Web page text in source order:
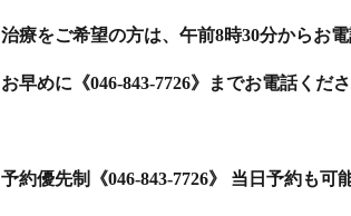
治療をご希望の方は、午前8時30分からお
お早めに《046-843-7726》までお電話くださ
予約優先制《046-843-7726》 当日予約も可